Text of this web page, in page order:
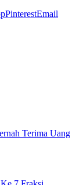
PinterestEmail
Terima Uang